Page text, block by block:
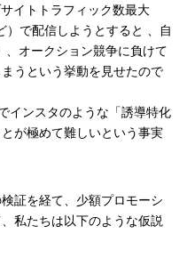
イトトラフィック数最大
で配信しようとすると
、自
、オークション競争に負けて
うという挙動を見せたので
インスタのような「誘導特化
が極めて難しいという事実
証を経て、少額プロモーシ
私たちは以下のような仮説